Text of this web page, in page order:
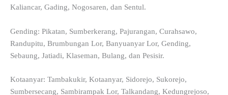
Kaliancar, Gading, Nogosaren, dan Sentul.
Gending: Pikatan, Sumberkerang, Pajurangan, Curahsawo,
Randupitu, Brumbungan Lor, Banyuanyar Lor, Gending,
Sebaung, Jatiadi, Klaseman, Bulang, dan Pesisir.
Kotaanyar: Tambakukir, Kotaanyar, Sidorejo, Sukorejo,
Sumbersecang, Sambirampak Lor, Talkandang, Kedungrejoso,